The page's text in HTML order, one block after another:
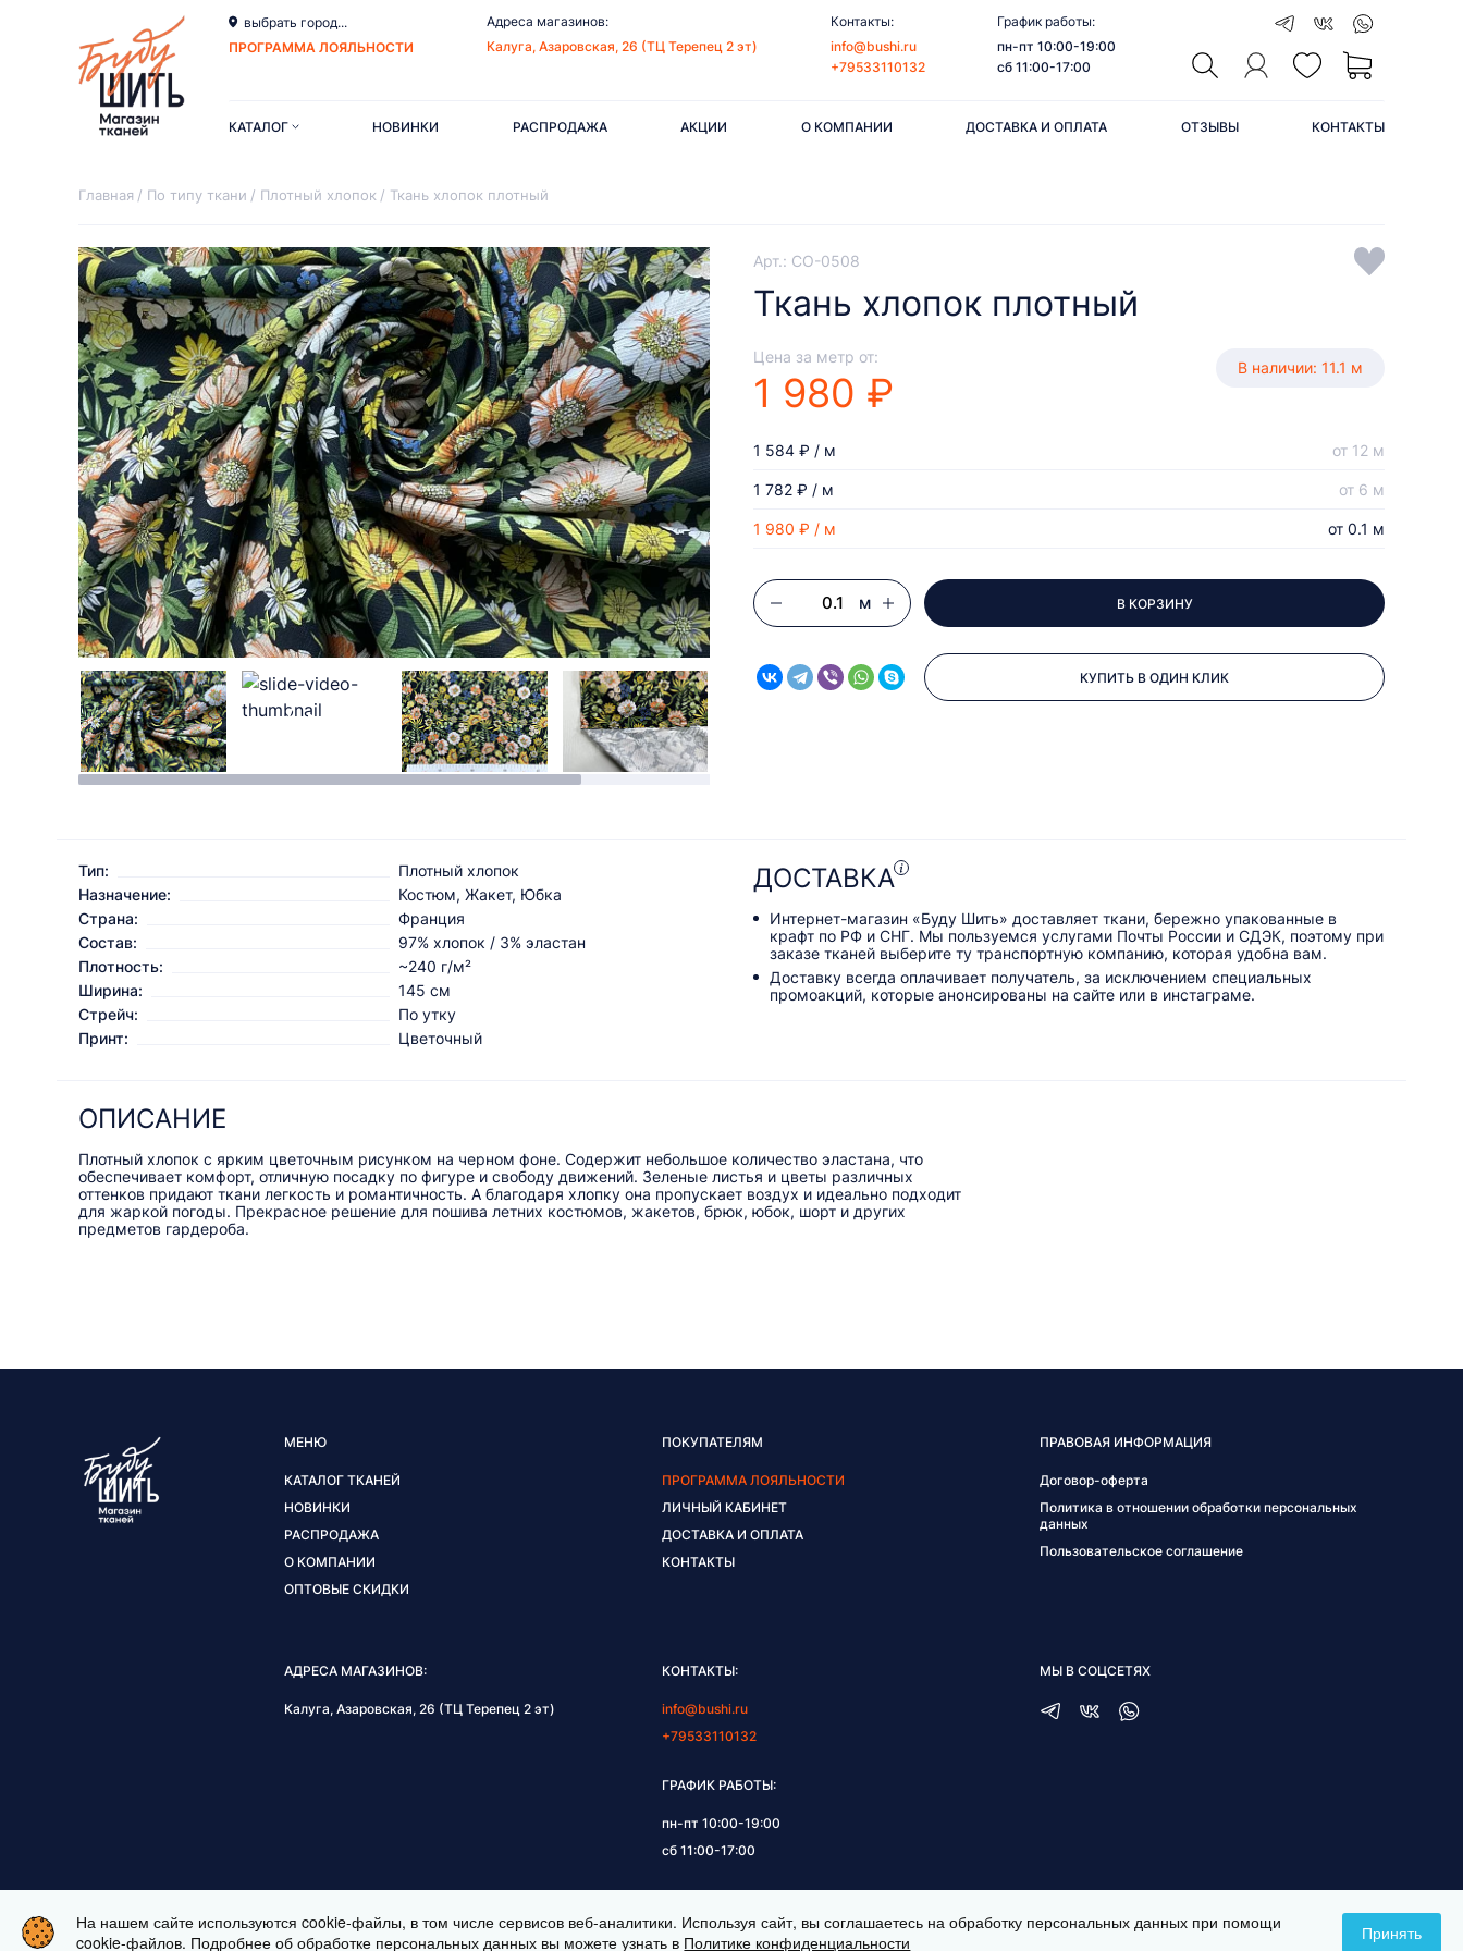
выбрать город...
ПРОГРАММА ЛОЯЛЬНОСТИ
Адреса магазинов:
Калуга, Азаровская, 26 (ТЦ Терепец 2 эт)
Контакты:
info@bushi.ru
+79533110132
График работы:
пн-пт 10:00-19:00
сб 11:00-17:00
КАТАЛОГ НОВИНКИ РАСПРОДАЖА АКЦИИ О КОМПАНИИ ДОСТАВКА И ОПЛАТА ОТЗЫВЫ КОНТАКТЫ
Главная По типу ткани Плотный хлопок Ткань хлопок плотный
Арт.: CO-0508
Ткань хлопок плотный
Цена за метр от:
1 980 ₽
В наличии: 11.1 м
1 980 ₽ / м от 0.1 м
1 782 ₽ / м от 6 м
1 584 ₽ / м от 12 м
м В КОРЗИНУ
КУПИТЬ В ОДИН КЛИК
Тип:
Плотный хлопок
Назначение:
Костюм, Жакет, Юбка
Страна:
Франция
Состав:
97% хлопок / 3% эластан
Плотность:
~240 г/м²
Ширина:
145 см
Стрейч:
По утку
Принт:
Цветочный
ДОСТАВКА
Интернет-магазин «Буду Шить» доставляет ткани, бережно упакованные в
крафт по РФ и СНГ. Мы пользуемся услугами Почты России и СДЭК, поэтому при
заказе тканей выберите ту транспортную компанию, которая удобна вам.
Доставку всегда оплачивает получатель, за исключением специальных
промоакций, которые анонсированы на сайте или в инстаграме.
ОПИСАНИЕ
Плотный хлопок с ярким цветочным рисунком на черном фоне. Содержит небольшое количество эластана, что
обеспечивает комфорт, отличную посадку по фигуре и свободу движений. Зеленые листья и цветы различных
оттенков придают ткани легкость и романтичность. А благодаря хлопку она пропускает воздух и идеально подходит
для жаркой погоды. Прекрасное решение для пошива летних костюмов, жакетов, брюк, юбок, шорт и других
предметов гардероба.
ЗАКАЗАТЬ ВИДЕОЗВОНОК
МЕНЮ
КАТАЛОГ ТКАНЕЙ
НОВИНКИ
РАСПРОДАЖА
О КОМПАНИИ
ОПТОВЫЕ СКИДКИ
ПОКУПАТЕЛЯМ
ПРОГРАММА ЛОЯЛЬНОСТИ
ЛИЧНЫЙ КАБИНЕТ
ДОСТАВКА И ОПЛАТА
КОНТАКТЫ
ПРАВОВАЯ ИНФОРМАЦИЯ
Договор-оферта
Политика в отношении обработки персональных
данных
Пользовательское соглашение
АДРЕСА МАГАЗИНОВ:
Калуга, Азаровская, 26 (ТЦ Терепец 2 эт)
КОНТАКТЫ:
info@bushi.ru
+79533110132
ГРАФИК РАБОТЫ:
пн-пт 10:00-19:00
сб 11:00-17:00
МЫ В СОЦСЕТЯХ
На нашем сайте используются cookie-файлы, в том числе сервисов веб-аналитики. Используя сайт, вы соглашаетесь на обработку персональных данных при помощи
cookie-файлов. Подробнее об обработке персональных данных вы можете узнать в Политике конфиденциальности Принять